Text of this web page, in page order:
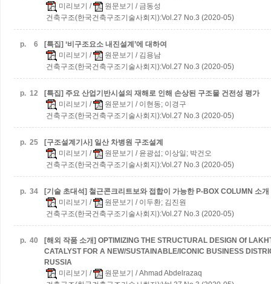
미리보기 / 원문보기 / 금동성
건축구조(한국건축구조기술사회지):Vol.27 No.3 (2020-05)
p. 6
[특집] ‘비구조요소 내진설계’에 대하여
미리보기 / 원문보기 / 김용남
건축구조(한국건축구조기술사회지):Vol.27 No.3 (2020-05)
p. 12
[특집] 주요 산업기반시설의 재해로 인해 손상된 구조물 건전성 평가
미리보기 / 원문보기 / 이현동; 이경구
건축구조(한국건축구조기술사회지):Vol.27 No.3 (2020-05)
p. 25
[구조설계기사] 일산 차병원 구조설계
미리보기 / 원문보기 / 윤광섭; 이상일; 박건오
건축구조(한국건축구조기술사회지):Vol.27 No.3 (2020-05)
p. 34
[기술 초대석] 철근콘크리트보와 접합이 가능한 P-BOX COLUMN 소개
미리보기 / 원문보기 / 이두환; 김진원
건축구조(한국건축구조기술사회지):Vol.27 No.3 (2020-05)
p. 40
[해외 작품 소개] OPTIMIZING THE STRUCTURAL DESIGN Of
CATALYST FOR A NEW/SUSTAINABLE/ICONIC BUSINESS
RUSSIA
미리보기 / 원문보기 / Ahmad Abdelrazaq